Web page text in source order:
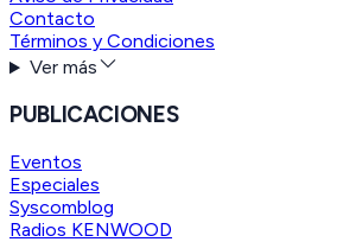
Contacto
Términos y Condiciones
Ver más
PUBLICACIONES
Eventos
Especiales
Syscomblog
Radios KENWOOD